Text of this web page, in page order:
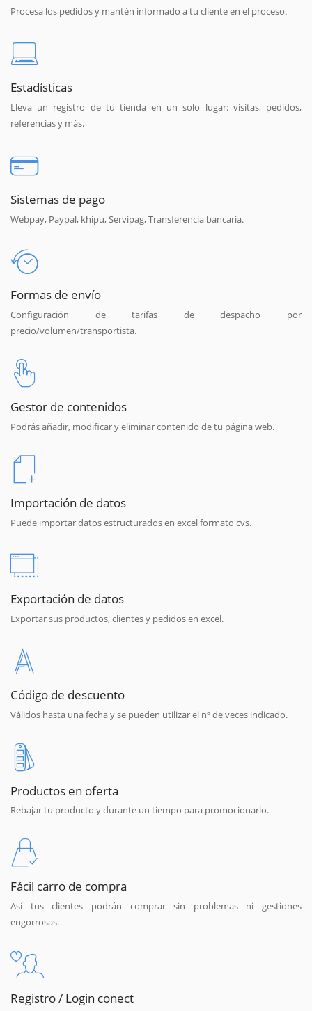
Procesa los pedidos y mantén informado a tu cliente en el proceso.
Estadísticas
Lleva un registro de tu tienda en un solo lugar: visitas, pedidos,
referencias y más.
Sistemas de pago
Webpay, Paypal, khipu, Servipag, Transferencia bancaria.
Formas de envío
Configuración de tarifas de despacho por
precio/volumen/transportista.
Gestor de contenidos
Podrás añadir, modificar y eliminar contenido de tu página web.
Importación de datos
Puede importar datos estructurados en excel formato cvs.
Exportación de datos
Exportar sus productos, clientes y pedidos en excel.
Código de descuento
Válidos hasta una fecha y se pueden utilizar el nº de veces indicado.
Productos en oferta
Rebajar tu producto y durante un tiempo para promocionarlo.
Fácil carro de compra
Así tus clientes podrán comprar sin problemas ni gestiones
engorrosas.
Registro / Login conect